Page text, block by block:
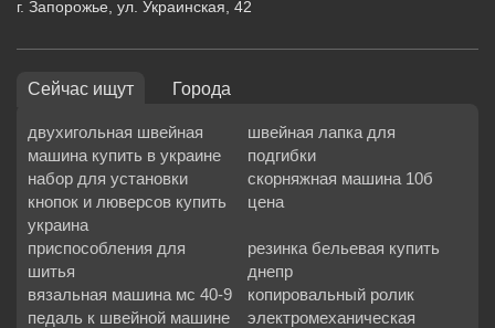
г. Запорожье, ул. Украинская, 42
Сейчас ищут Города
двухигольная швейная
машина купить в украине
швейная лапка для
подгибки
набор для установки
кнопок и люверсов купить
украина
скорняжная машина 10б
цена
приспособления для
шитья
резинка бельевая купить
днепр
вязальная машина мс 40-9
копировальный ролик
педаль к швейной машине
электромеханическая